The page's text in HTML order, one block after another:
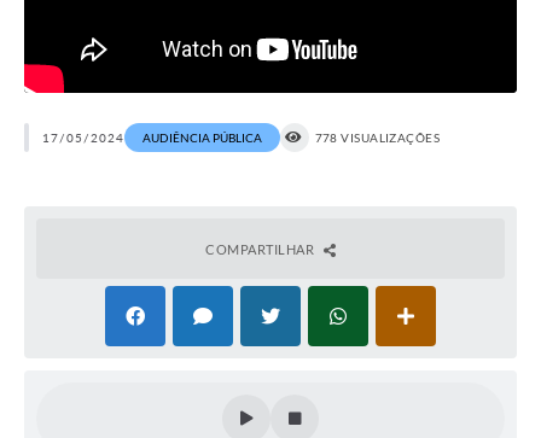
17/05/2024 AUDIÊNCIA PÚBLICA 778 VISUALIZAÇÕES
COMPARTILHAR